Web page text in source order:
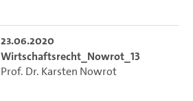
23.06.2020
Wirtschaftsrecht_Nowrot_13
Prof. Dr. Karsten Nowrot